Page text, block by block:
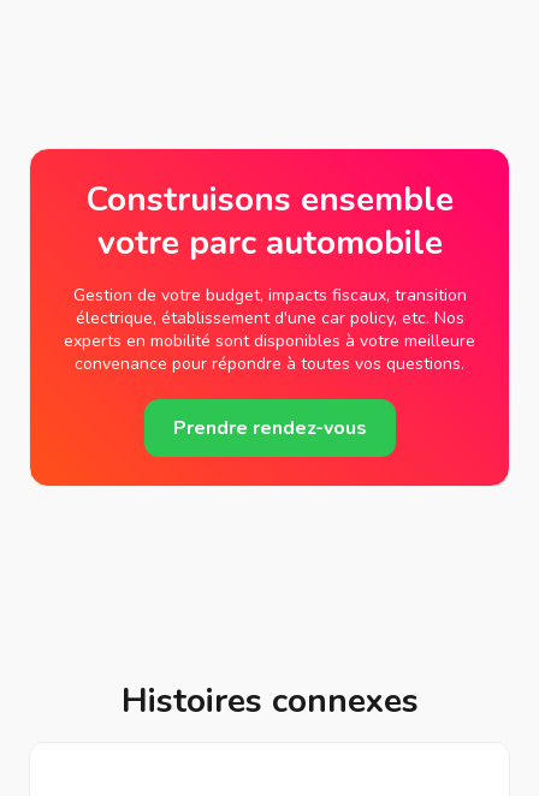
Construisons ensemble
votre parc automobile
Gestion de votre budget, impacts fiscaux, transition
électrique, établissement d'une car policy, etc. Nos
experts en mobilité sont disponibles à votre meilleure
convenance pour répondre à toutes vos questions.
Prendre rendez-vous
Histoires connexes